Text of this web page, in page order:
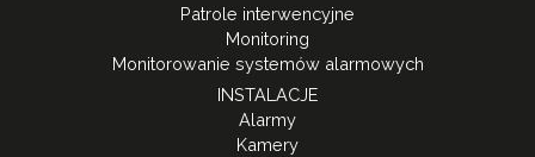
Patrole interwencyjne
Monitoring
Monitorowanie systemów alarmowych
INSTALACJE
Alarmy
Kamery